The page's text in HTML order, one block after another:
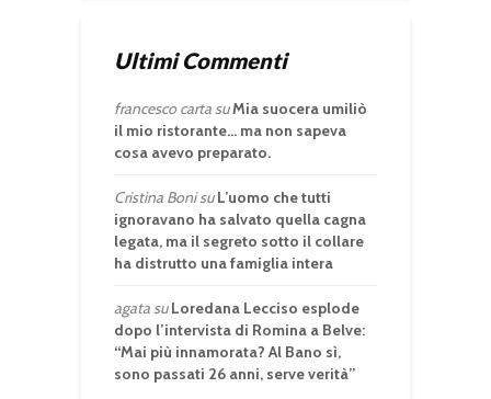
Ultimi Commenti
francesco cartasuMia suocera umiliò
il mio ristorante… ma non sapeva
cosa avevo preparato.
Cristina BonisuL’uomo che tutti
ignoravano ha salvato quella cagna
legata, ma il segreto sotto il collare
ha distrutto una famiglia intera
agatasuLoredana Lecciso esplode
dopo l’intervista di Romina a Belve:
“Mai più innamorata? Al Bano sì,
sono passati 26 anni, serve verità”